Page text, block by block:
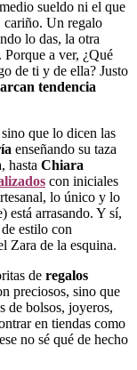
sueldo ni el que
Un regalo
lo das, la otra
Porque a ver, ¿Qué
de ti y de ella? Justo
tendencia
que lo dicen las
enseñando su taza
hasta Chiara
con iniciales
lo único y lo
está arrasando. Y sí,
estilo con
Zara de la esquina.
de regalos
preciosos, sino que
de bolsos, joyeros,
en tiendas como
no sé qué de hecho